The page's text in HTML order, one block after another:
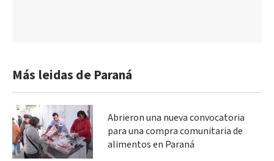
Más leidas de Paraná
Abrieron una nueva convocatoria
para una compra comunitaria de
alimentos en Paraná